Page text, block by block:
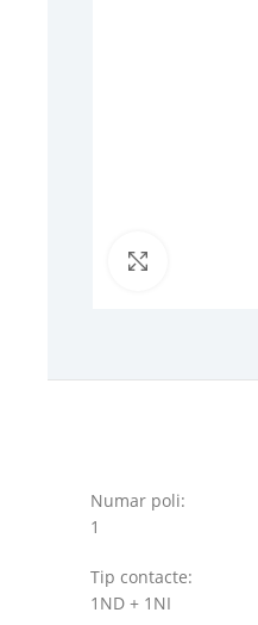
Numar poli:
1
Tip contacte:
1ND + 1NI